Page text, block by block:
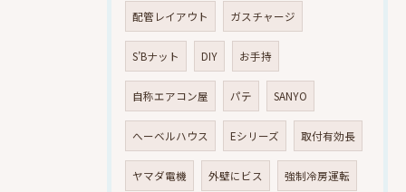
配管レイアウト ガスチャージ
S’Bナット DIY お手持
自称エアコン屋 パテ SANYO
へーベルハウス Eシリーズ 取付有効長
ヤマダ電機 外壁にビス 強制冷房運転